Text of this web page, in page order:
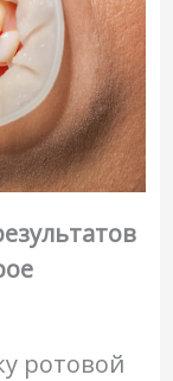
ротовой